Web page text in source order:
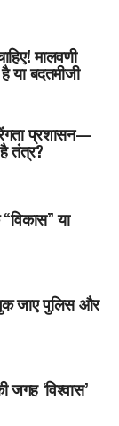
मालवणी
या बदतमीजी
प्रशासन—
तंत्र?
या
जाए पुलिस और
‘विश्वास’